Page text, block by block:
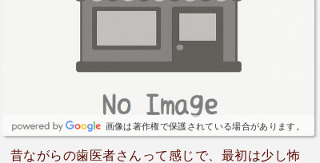
画像は著作権で保護されている場合があります。
昔ながらの歯医者さんって感じで、最初は少し怖